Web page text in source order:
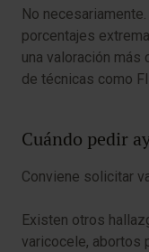
No
porcentajes
una valoración más
de técnicas como
Cuándo pedir
Conviene solicitar
Existen otros
varicocele, abortos